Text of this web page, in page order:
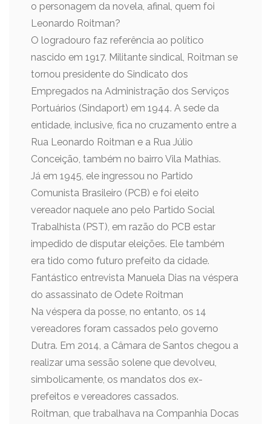
o personagem da novela, afinal, quem foi
Leonardo Roitman?
O logradouro faz referência ao político
nascido em 1917. Militante sindical, Roitman se
tornou presidente do Sindicato dos
Empregados na Administração dos Serviços
Portuários (Sindaport) em 1944. A sede da
entidade, inclusive, fica no cruzamento entre a
Rua Leonardo Roitman e a Rua Júlio
Conceição, também no bairro Vila Mathias.
Já em 1945, ele ingressou no Partido
Comunista Brasileiro (PCB) e foi eleito
vereador naquele ano pelo Partido Social
Trabalhista (PST), em razão do PCB estar
impedido de disputar eleições. Ele também
era tido como futuro prefeito da cidade.
Fantástico entrevista Manuela Dias na véspera
do assassinato de Odete Roitman
Na véspera da posse, no entanto, os 14
vereadores foram cassados pelo governo
Dutra. Em 2014, a Câmara de Santos chegou a
realizar uma sessão solene que devolveu,
simbolicamente, os mandatos dos ex-
prefeitos e vereadores cassados.
Roitman, que trabalhava na Companhia Docas